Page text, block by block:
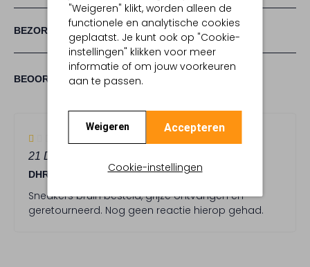
"Weigeren" klikt, worden alleen de
functionele en analytische cookies
geplaatst. Je kunt ook op "Cookie-
instellingen" klikken voor meer
informatie of om jouw voorkeuren
aan te passen.
Weigeren Accepteren
Cookie-instellingen
BEOORDELINGEN 1
1
BEZORGEN & RETOURNEREN
1
S
t
e
r
21 DECEMBER 2025
DHR.
Sneakers bruin besteld, grijze ontvangen en
geretourneerd. Nog geen reactie hierop gehad.